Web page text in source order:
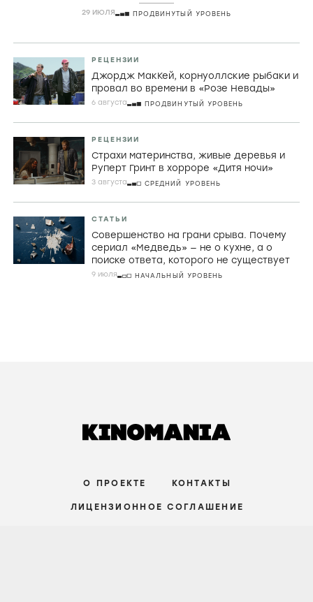
29 ИЮЛЯ ПРОДВИНУТЫЙ УРОВЕНЬ
РЕЦЕНЗИИ
Джордж МакКей, корнуоллские рыбаки и
провал во времени в «Розе Невады»
6 августа ПРОДВИНУТЫЙ УРОВЕНЬ
РЕЦЕНЗИИ
Страхи материнства, живые деревья и
Руперт Гринт в хорроре «Дитя ночи»
3 августа СРЕДНИЙ УРОВЕНЬ
СТАТЬИ
Совершенство на грани срыва. Почему
сериал «Медведь» — не о кухне, а о
поиске ответа, которого не существует
9 июля НАЧАЛЬНЫЙ УРОВЕНЬ
О ПРОЕКТЕ КОНТАКТЫ
ЛИЦЕНЗИОННОЕ СОГЛАШЕНИЕ